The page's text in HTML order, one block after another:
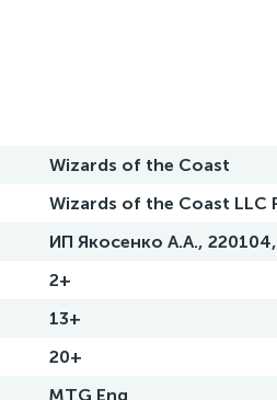
Wizards of the Coast
Wizards of the Coast LLC
ИП Якосенко А.А.,
2+
13+
20+
MTG Eng